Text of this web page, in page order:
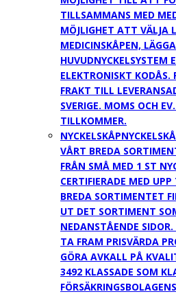
TILLSAMMANS MED
MÖJLIGHET ATT VÄLJA
MEDICINSKÅPEN,
HUVUDNYCKELSYSTEM
ELEKTRONISKT KODÅS.
FRAKT TILL
SVERIGE. MOMS OCH
TILLKOMMER.
NYCKELSKÅP
VÅRT BREDA
FRÅN SMÅ MED 1 ST
CERTIFIERADE MED
BREDA SORTIMENTET
UT DET SORTIMENT
NEDANSTÅENDE
TA FRAM PRISVÄRDA
GÖRA AVKALL PÅ
3492 KLASSADE SOM